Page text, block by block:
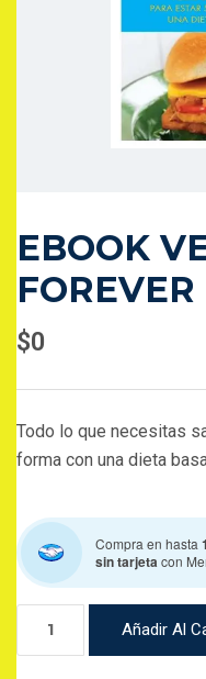
EBOOK
FOREVER
$0
Todo lo que necesitas
forma con una dieta
Compra en hasta
sin tarjetacon
Añadir Al